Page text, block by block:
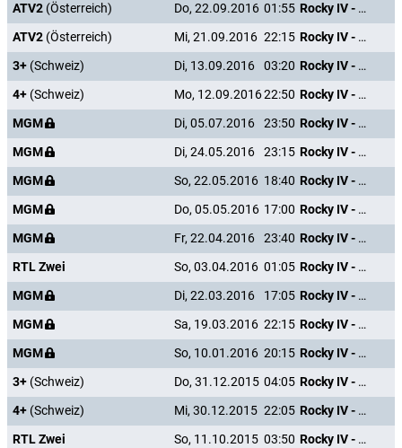
ATV2 (Österreich) Do, 22.09.2016 01:55
Rocky IV - Der Kampf des Jahrhunderts
ATV2 (Österreich) Mi, 21.09.2016 22:15
Rocky IV - Der Kampf des Jahrhunderts
3+ (Schweiz) Di, 13.09.2016 03:20
Rocky IV - Der Kampf des Jahrhunderts
4+ (Schweiz) Mo, 12.09.201622:50
Rocky IV - Der Kampf des Jahrhunderts
MGM
Di, 05.07.2016 23:50
Rocky IV - Der Kampf des Jahrhunderts
MGM
Di, 24.05.2016 23:15
Rocky IV - Der Kampf des Jahrhunderts
MGM
So, 22.05.2016 18:40
Rocky IV - Der Kampf des Jahrhunderts
MGM
Do, 05.05.2016 17:00
Rocky IV - Der Kampf des Jahrhunderts
MGM
Fr, 22.04.2016 23:40
Rocky IV - Der Kampf des Jahrhunderts
RTL Zwei
So, 03.04.2016 01:05
Rocky IV - Der Kampf des Jahrhunderts
MGM
Di, 22.03.2016 17:05
Rocky IV - Der Kampf des Jahrhunderts
MGM
Sa, 19.03.2016 22:15
Rocky IV - Der Kampf des Jahrhunderts
MGM
So, 10.01.2016 20:15
Rocky IV - Der Kampf des Jahrhunderts
3+ (Schweiz) Do, 31.12.2015 04:05
Rocky IV - Der Kampf des Jahrhunderts
4+ (Schweiz) Mi, 30.12.2015 22:05
Rocky IV - Der Kampf des Jahrhunderts
RTL Zwei
So, 11.10.2015 03:50
Rocky IV - Der Kampf des Jahrhunderts